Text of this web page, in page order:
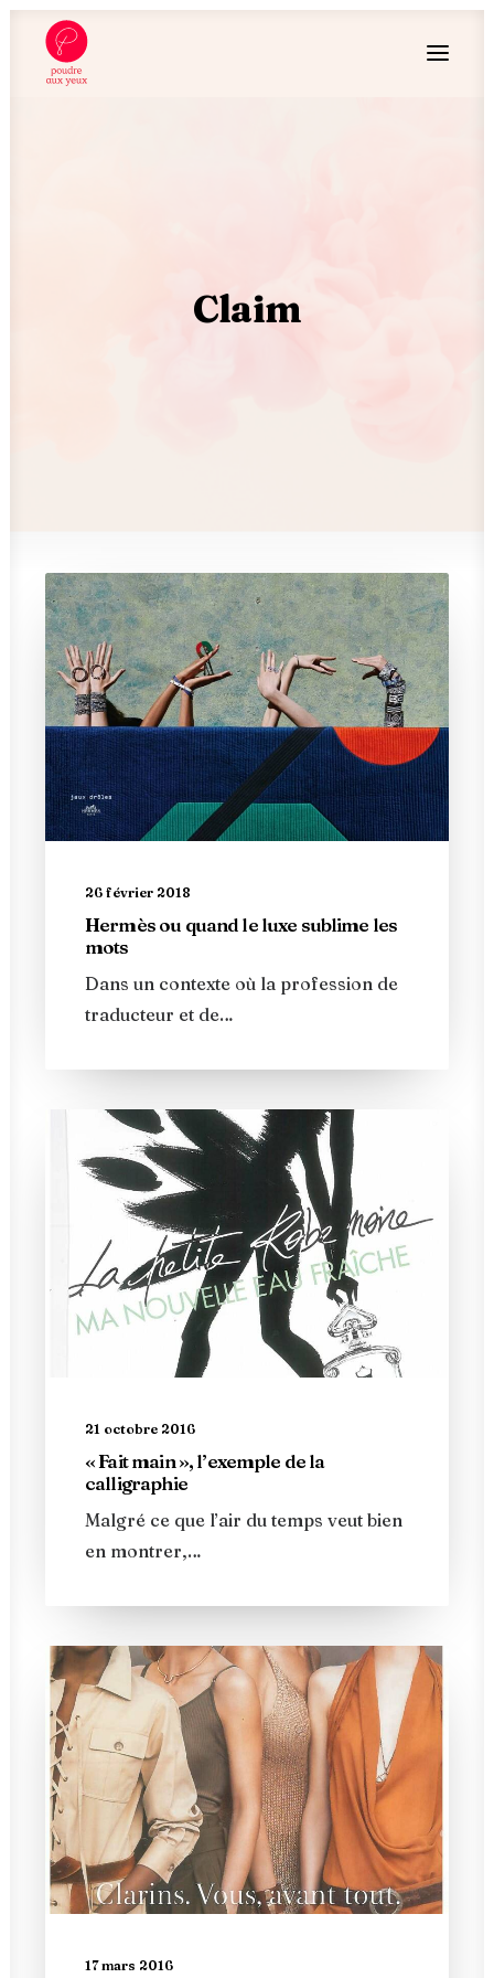
Claim
26 février 2018
Hermès ou quand le luxe sublime les
mots
Dans un contexte où la profession de
traducteur et de…
21 octobre 2016
« Fait main », l’exemple de la
calligraphie
Malgré ce que l’air du temps veut bien
en montrer,…
17 mars 2016